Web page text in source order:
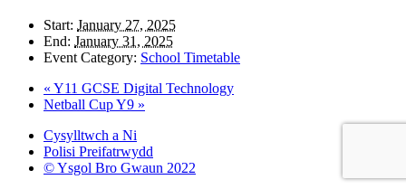
Start: January 27, 2025
End: January 31, 2025
Event Category: School Timetable
« Y11 GCSE Digital Technology
Netball Cup Y9 »
Cysylltwch a Ni
Polisi Preifatrwydd
© Ysgol Bro Gwaun 2022